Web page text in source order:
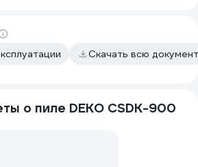
Скачать всю
о пиле DEKO CSDK-900